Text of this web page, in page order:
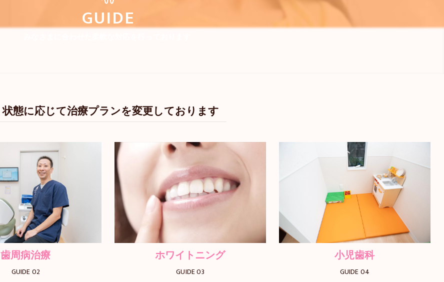
GUIDE
状態に応じて治療プランを変更しております
歯周病治療
GUIDE 02
ホワイトニング
GUIDE 03
小児歯科
GUIDE 04